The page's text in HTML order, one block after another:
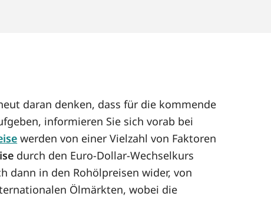
daran denken, dass für die kommende
informieren Sie sich vorab bei
werden von einer Vielzahl von Faktoren
durch den Euro-Dollar-Wechselkurs
dann in den Rohölpreisen wider, von
Ölmärkten, wobei die